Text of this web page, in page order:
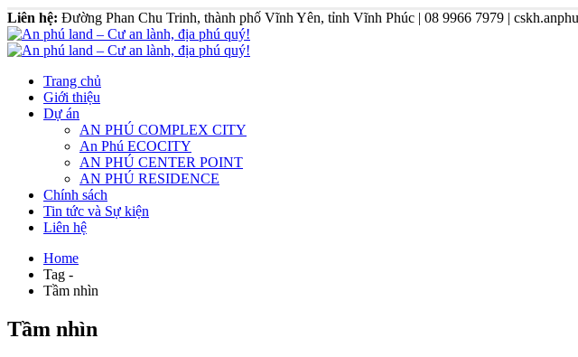
Liên hệ: Đường Phan Chu Trinh, thành phố Vĩnh Yên, tỉnh Vĩnh Phúc | 08 9966 7979 |
Trang chủ
Giới thiệu
Dự án
AN PHÚ COMPLEX CITY
An Phú ECOCITY
AN PHÚ CENTER POINT
AN PHÚ RESIDENCE
Chính sách
Tin tức và Sự kiện
Liên hệ
Home
Tag -
Tầm nhìn
Tầm nhìn